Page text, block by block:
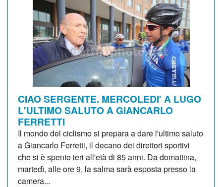
CIAO SERGENTE. MERCOLEDI' A LUGO
L'ULTIMO SALUTO A GIANCARLO
FERRETTI
Il mondo del ciclismo si prepara a dare l'ultimo saluto
a Giancarlo Ferretti, il decano dei direttori sportivi
che si è spento ieri all'età di 85 anni. Da domattina,
martedì, alle ore 9, la salma sarà esposta presso la
camera...